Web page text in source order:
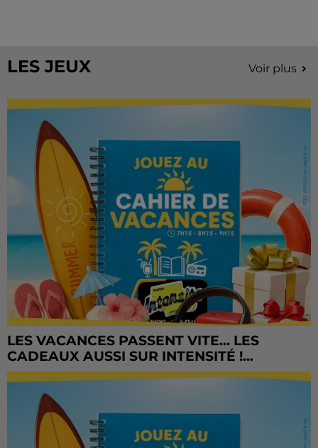
LES JEUX Voir plus
LES VACANCES PASSENT VITE... LES
CADEAUX AUSSI SUR INTENSITÉ !...